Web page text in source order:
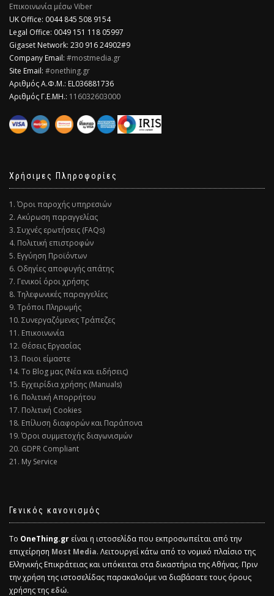
Επικοινωνία μέσω Viber
​UK Office: 0044 845 508 9154
Legal Office: 0049 151 118 05997
Gigaset Network: 230 916 24902#9
Company Email: #mostmedia.gr
Site Email: #onething.gr
Αριθμός Α.Φ.Μ.: EL036881736
Αριθμός Γ.Ε.ΜΗ.: 116032603000
Χρήσιμες Πληροφορίες
1. Όροι παροχής υπηρεσιών
2. Ακύρωση παραγγελίας
3. Συχνές ερωτήσεις (FAQs)
4. Πολιτική επιστροφών
5. Εγγύηση Προϊόντων
6. Οδηγίες αποφυγής απάτης
7. Γενικοί όροι χρήσης
8. Τηλεφωνικές παραγγελίες
9. Τρόποι Πληρωμής
10. Συνεργαζόμενες Τράπεζες
11. Επικοινωνία
12. Θέσεις Εργασίας
13. Ποιοι είμαστε
14. Το Blog μας (Νέα και ειδήσεις)
15. Εγχειρίδια χρήσης (Manuals)
16. Πολιτική Απορρήτου
17. Πολιτική Cookies
18. Επίλυση διαφορών και Παράπονα
19. Όροι συμμετοχής διαγωνισμών
20. GDPR Compliant
21. My Service
Γενικός κανονισμός
Το OneThing.gr είναι η ιστοσελίδα που εκπροσωπείται από την
επιχείρηση Most Media. Λειτουργεί κάτω από το νομικό πλαίσιο της
Ελληνικής Επικράτειας και υπόκειται στα δικαστήρια της Αθήνας. Πριν
την χρήση της ιστοσελίδας παρακαλούμε να διαβάσατε τους όρους
χρήσης τηςεδώ.